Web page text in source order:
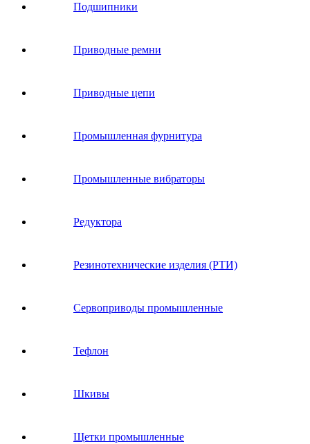
Подшипники
Приводные ремни
Приводные цепи
Промышленная фурнитура
Промышленные вибраторы
Редуктора
Резинотехнические изделия (РТИ)
Сервоприводы промышленные
Тефлон
Шкивы
Щетки промышленные